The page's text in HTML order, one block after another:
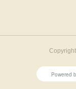
Powered